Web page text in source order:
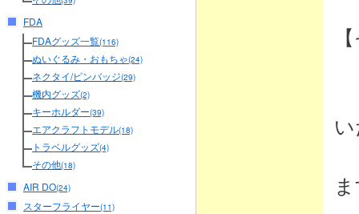
FDA
FDAグッズ一覧(116)
ぬいぐるみ・おもちゃ(24)
ネクタイ/ピンバッジ(29)
機内グッズ(2)
キーホルダー(39)
エアクラフトモデル(18)
トラベルグッズ(4)
その他(18)
AIR DO(24)
スターフライヤー(11)